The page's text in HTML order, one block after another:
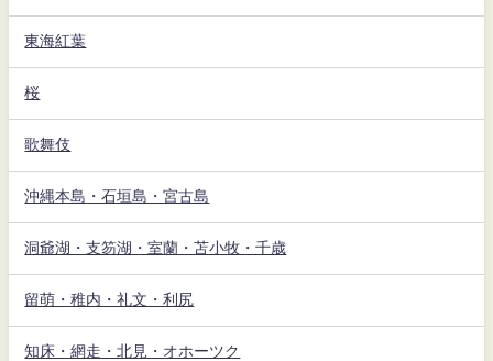
東海紅葉
桜
歌舞伎
沖縄本島・石垣島・宮古島
洞爺湖・支笏湖・室蘭・苫小牧・千歳
留萌・稚内・礼文・利尻
知床・網走・北見・オホーツク